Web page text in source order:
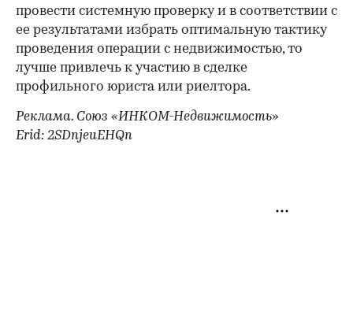
провести системную проверку и в соответствии с
ее результатами избрать оптимальную тактику
проведения операции с недвижимостью, то
лучше привлечь к участию в сделке
профильного юриста или риелтора.
Реклама. Союз «ИНКОМ-Недвижимость»
Erid: 2SDnjeuEHQn